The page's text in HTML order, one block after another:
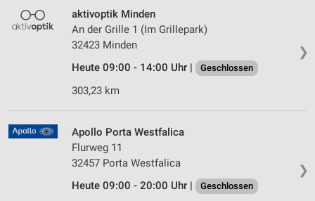
❯
aktivoptik Minden
An der Grille 1 (Im Grillepark)
32423 Minden
Heute 09:00 - 14:00 Uhr |
Geschlossen
303,23 km
❯
Apollo Porta Westfalica
Flurweg 11
32457 Porta Westfalica
Heute 09:00 - 20:00 Uhr |
Geschlossen